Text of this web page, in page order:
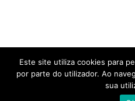
Politicas de
Este site utiliza cookies para
por parte do utilizador. Ao
sua